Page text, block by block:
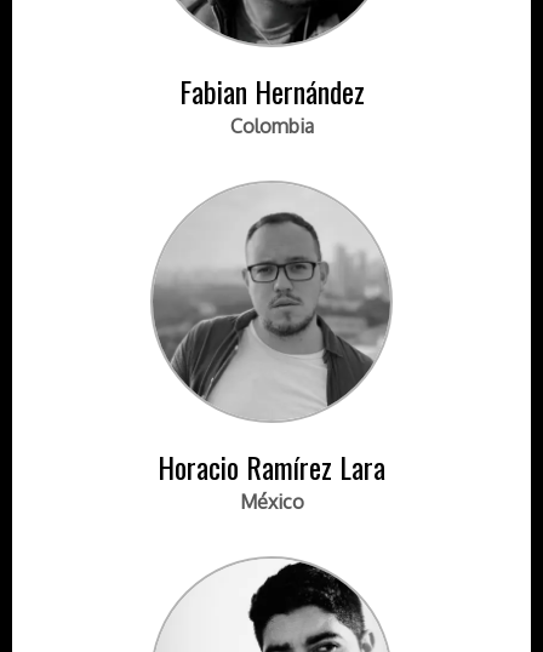
Fabian Hernández
Colombia
Horacio Ramírez Lara
México